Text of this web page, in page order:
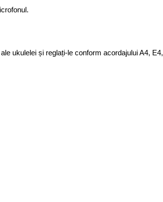
ukulelei și reglați-le conform acordajului A4, E4,